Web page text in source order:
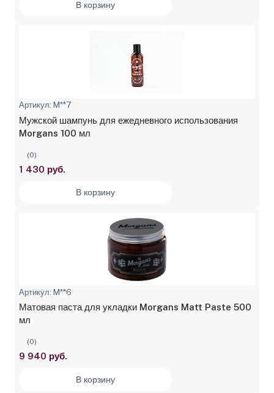
В корзину
Артикул: M**7
Мужской шампунь для ежедневного использования
Morgans 100 мл
(0)
1 430 руб.
В корзину
Артикул: M**6
Матовая паста для укладки Morgans Matt Paste 500
мл
(0)
9 940 руб.
В корзину